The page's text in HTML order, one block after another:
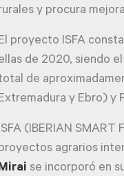
y procura
proyecto ISFA
de 2020, siendo
de
y Ebro) y
(IBERIAN
agrarios
se incorporó en